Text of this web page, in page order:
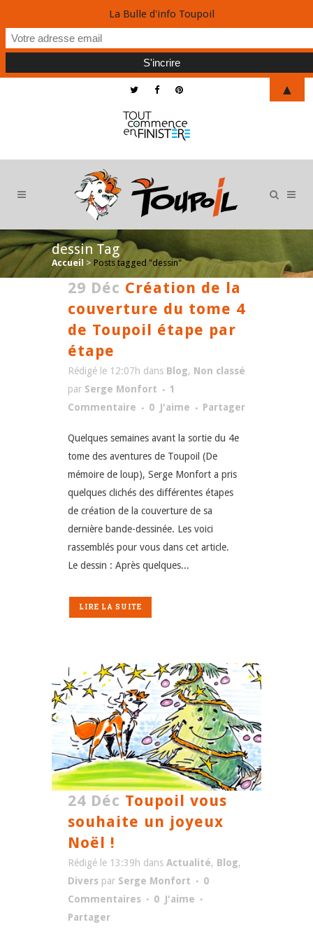
dessin Tag
Accueil > Posts tagged "dessin"
29 Déc Création de la
couverture du tome 4
de Toupoil étape par
étape
Rédigé le 12:07h dans Blog, Non classé
par Serge Monfort
1
Commentaire
0 J'aime Partager
Quelques semaines avant la sortie du 4e
tome des aventures de Toupoil (De
mémoire de loup), Serge Monfort a pris
quelques clichés des différentes étapes
de création de la couverture de sa
dernière bande-dessinée. Les voici
rassemblés pour vous dans cet article.
Le dessin : Après quelques...
LIRE LA SUITE
24 Déc Toupoil vous
souhaite un joyeux
Noël !
Rédigé le 13:39h dans Actualité, Blog,
Divers par Serge Monfort
0
Commentaires
0 J'aime
Partager
La Bulle d'info Toupoil
▲